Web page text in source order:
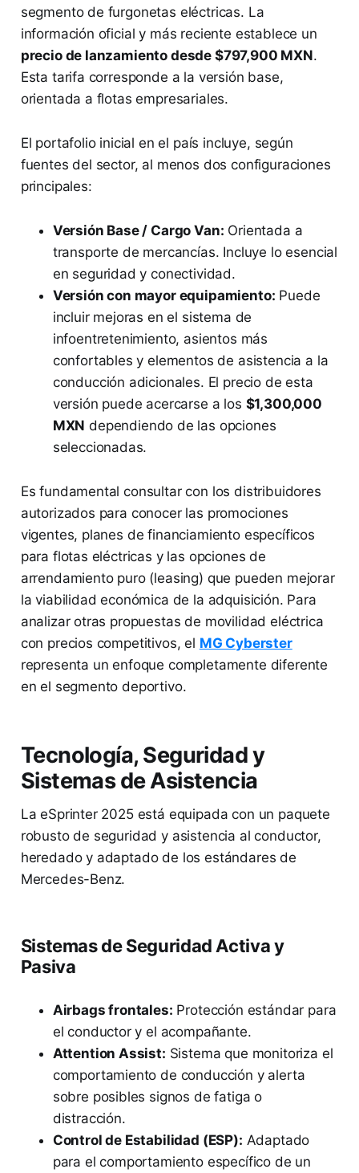
segmento de furgonetas eléctricas. La
información oficial y más reciente establece un
precio de lanzamiento desde $797,900 MXN.
Esta tarifa corresponde a la versión base,
orientada a flotas empresariales.
El portafolio inicial en el país incluye, según
fuentes del sector, al menos dos configuraciones
principales:
Versión Base / Cargo Van: Orientada a
transporte de mercancías. Incluye lo esencial
en seguridad y conectividad.
Versión con mayor equipamiento: Puede
incluir mejoras en el sistema de
infoentretenimiento, asientos más
confortables y elementos de asistencia a la
conducción adicionales. El precio de esta
versión puede acercarse a los $1,300,000
MXN dependiendo de las opciones
seleccionadas.
Es fundamental consultar con los distribuidores
autorizados para conocer las promociones
vigentes, planes de financiamiento específicos
para flotas eléctricas y las opciones de
arrendamiento puro (leasing) que pueden mejorar
la viabilidad económica de la adquisición. Para
analizar otras propuestas de movilidad eléctrica
con precios competitivos, el MG Cyberster
representa un enfoque completamente diferente
en el segmento deportivo.
Tecnología, Seguridad y
Sistemas de Asistencia
La eSprinter 2025 está equipada con un paquete
robusto de seguridad y asistencia al conductor,
heredado y adaptado de los estándares de
Mercedes-Benz.
Sistemas de Seguridad Activa y
Pasiva
Airbags frontales: Protección estándar para
el conductor y el acompañante.
Attention Assist: Sistema que monitoriza el
comportamiento de conducción y alerta
sobre posibles signos de fatiga o
distracción.
Control de Estabilidad (ESP): Adaptado
para el comportamiento específico de un